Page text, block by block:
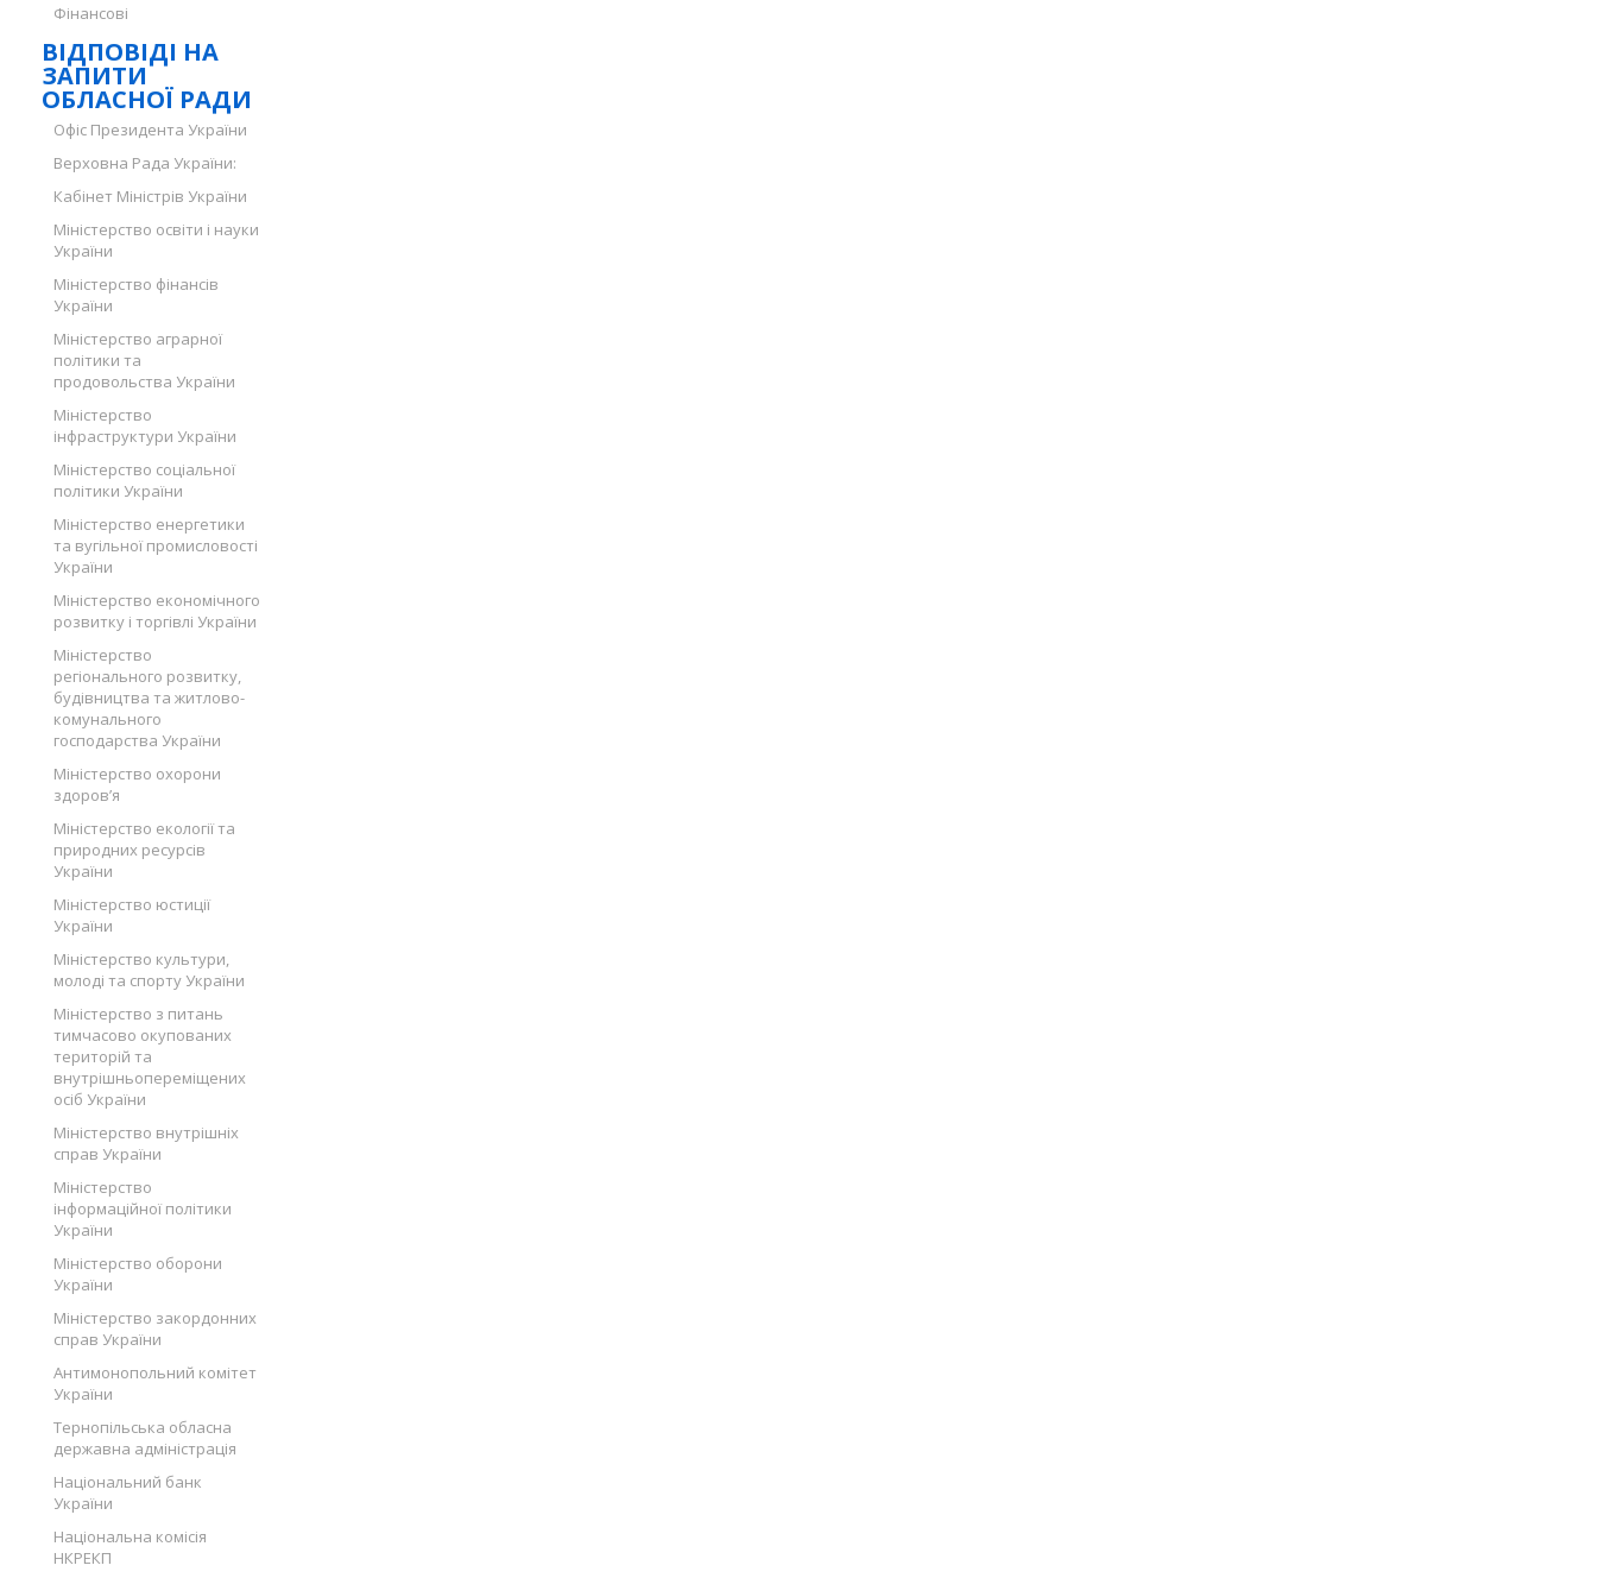
Фінансові
ВІДПОВІДІ НА
ЗАПИТИ
ОБЛАСНОЇ РАДИ
Офіс Президента України
Верховна Рада України:
Кабінет Міністрів України
Міністерство освіти і науки
України
Міністерство фінансів
України
Міністерство аграрної
політики та
продовольства України
Міністерство
інфраструктури України
Міністерство соціальної
політики України
Міністерство енергетики
та вугільної промисловості
України
Міністерство економічного
розвитку і торгівлі України
Міністерство
регіонального розвитку,
будівництва та житлово-
комунального
господарства України
Міністерство охорони
здоров’я
Міністерство екології та
природних ресурсів
України
Міністерство юстиції
України
Міністерство культури,
молоді та спорту України
Міністерство з питань
тимчасово окупованих
територій та
внутрішньопереміщених
осіб України
Міністерство внутрішніх
справ України
Міністерство
інформаційної політики
України
Міністерство оборони
України
Міністерство закордонних
справ України
Антимонопольний комітет
України
Тернопільська обласна
державна адміністрація
Національний банк
України
Національна комісія
НКРЕКП